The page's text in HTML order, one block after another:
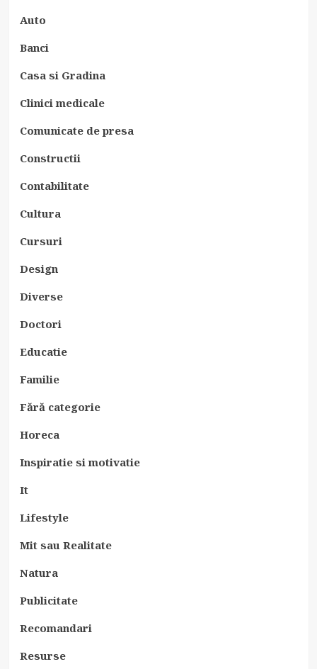
Auto
Banci
Casa si Gradina
Clinici medicale
Comunicate de presa
Constructii
Contabilitate
Cultura
Cursuri
Design
Diverse
Doctori
Educatie
Familie
Fără categorie
Horeca
Inspiratie si motivatie
It
Lifestyle
Mit sau Realitate
Natura
Publicitate
Recomandari
Resurse